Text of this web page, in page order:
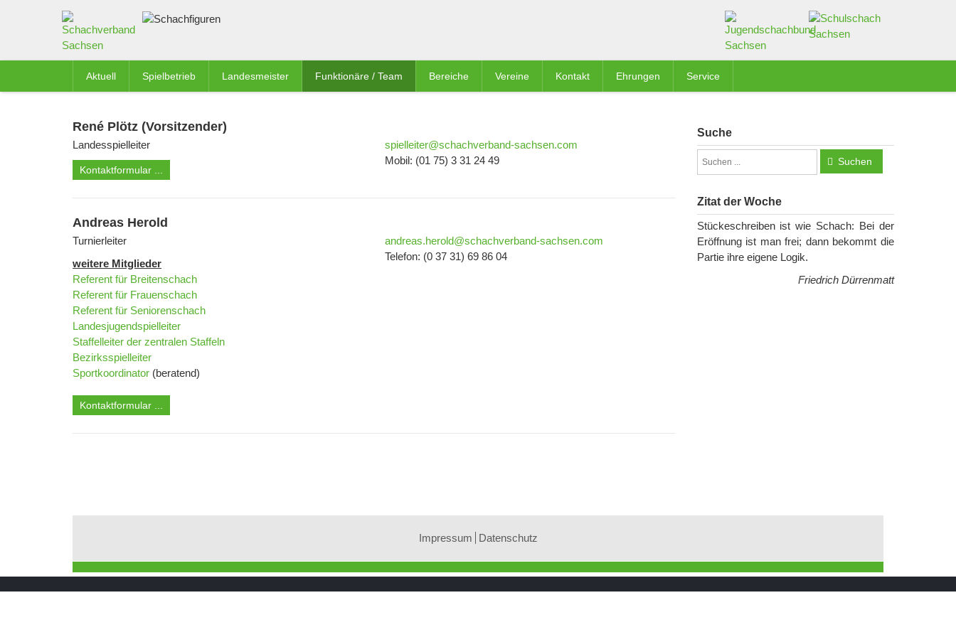
Aktuell Spielbetrieb Landesmeister Funktionäre / Team Bereiche Vereine Kontakt Ehrungen Service
René Plötz (Vorsitzender)
Landesspielleiter
Kontaktformular ...
spielleiter@schachverband-sachsen.com
Mobil: (01 75) 3 31 24 49
Andreas Herold
Turnierleiter
weitere Mitglieder
Referent für Breitenschach
Referent für Frauenschach
Referent für Seniorenschach
Landesjugendspielleiter
Staffelleiter der zentralen Staffeln
Bezirksspielleiter
Sportkoordinator (beratend)
Kontaktformular ...
andreas.herold@schachverband-sachsen.com
Telefon: (0 37 31) 69 86 04
Suche
Suchen
Zitat der Woche
Stückeschreiben ist wie Schach: Bei der
Eröffnung ist man frei; dann bekommt die
Partie ihre eigene Logik.
Friedrich Dürrenmatt
Impressum Datenschutz